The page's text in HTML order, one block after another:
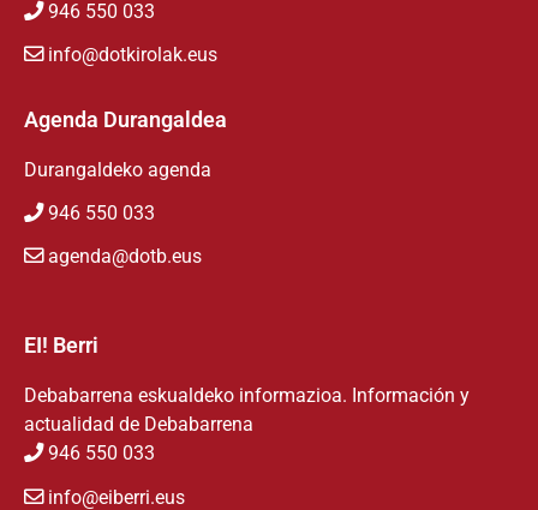
946 550 033
info@dotkirolak.eus
Agenda Durangaldea
Durangaldeko agenda
946 550 033
agenda@dotb.eus
EI! Berri
Debabarrena eskualdeko informazioa. Información y
actualidad de Debabarrena
946 550 033
info@eiberri.eus